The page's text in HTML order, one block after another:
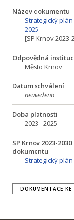
Název dokumentu
Strategický plán
2025
[SP Krnov 2023-
Odpovědná
Město Krnov
Datum schválení
neuvedeno
Doba platnosti
2023 - 2025
SP Krnov 2023-
dokumentu
Strategický plán
DOKUMENTACE KE